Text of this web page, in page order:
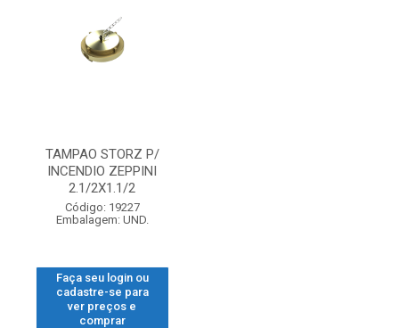
TAMPAO STORZ P/
INCENDIO ZEPPINI
2.1/2X1.1/2
Código: 19227
Embalagem: UND.
Faça seu login ou
cadastre-se para
ver preços e
comprar